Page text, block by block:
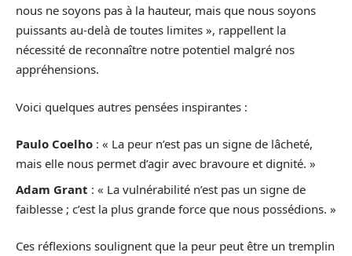
nous ne soyons pas à la hauteur, mais que nous soyons
puissants au-delà de toutes limites », rappellent la
nécessité de reconnaître notre potentiel malgré nos
appréhensions.
Voici quelques autres pensées inspirantes :
Paulo Coelho : « La peur n’est pas un signe de lâcheté,
mais elle nous permet d’agir avec bravoure et dignité. »
Adam Grant : « La vulnérabilité n’est pas un signe de
faiblesse ; c’est la plus grande force que nous possédions. »
Ces réflexions soulignent que la peur peut être un tremplin